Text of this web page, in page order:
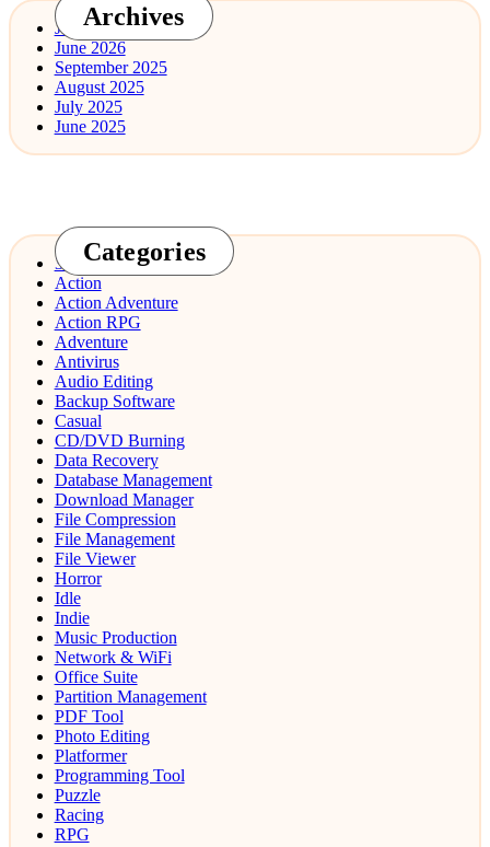
Archives
July 2026
June 2026
September 2025
August 2025
July 2025
June 2025
Categories
3D Design
Action
Action Adventure
Action RPG
Adventure
Antivirus
Audio Editing
Backup Software
Casual
CD/DVD Burning
Data Recovery
Database Management
Download Manager
File Compression
File Management
File Viewer
Horror
Idle
Indie
Music Production
Network & WiFi
Office Suite
Partition Management
PDF Tool
Photo Editing
Platformer
Programming Tool
Puzzle
Racing
RPG